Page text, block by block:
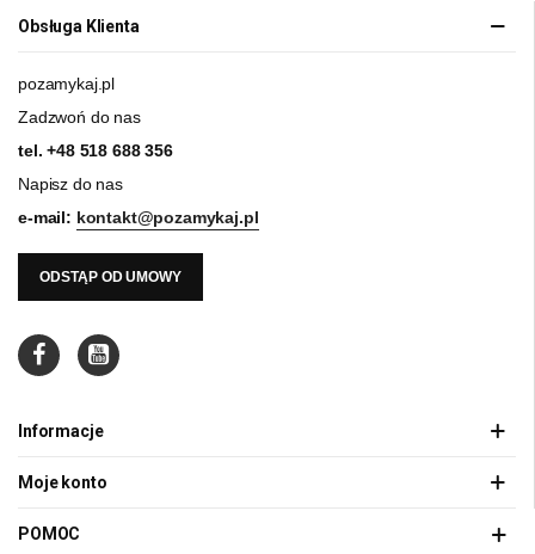
Obsługa Klienta
pozamykaj.pl
Zadzwoń do nas
tel.+48 518 688 356
Napisz do nas
e-mail: kontakt@pozamykaj.pl
ODSTĄP OD UMOWY
Informacje
Moje konto
POMOC